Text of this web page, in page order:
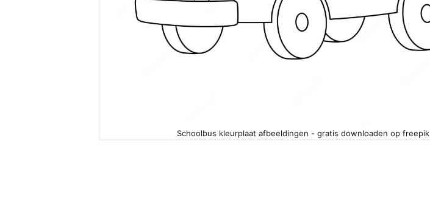
Schoolbus kleurplaat afbeeldingen - gratis downloaden op freepik